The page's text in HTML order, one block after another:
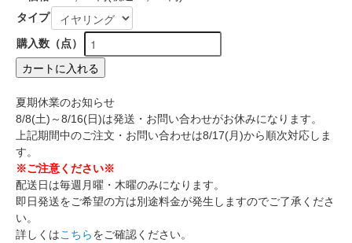
タイプ
購入数（点）
カートに入れる
夏期休業のお知らせ
8/8(土)～8/16(日)は発送・お問い合わせがお休みになります。
上記期間中のご注文・お問い合わせは8/17(月)から順次対応しま
す。
※ご注意ください※
配送日は毎週月曜・木曜のみになります。
即日発送をご希望の方は別途料金が発生しますのでご了承くださ
い。
詳しくはこちらをご確認ください。